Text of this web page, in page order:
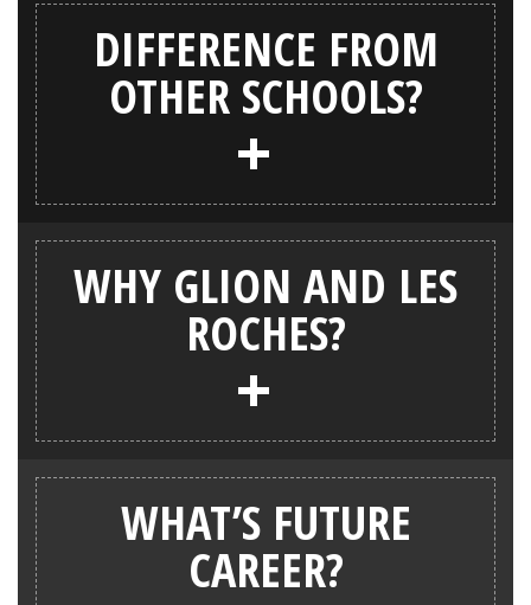
DIFFERENCE FROM
OTHER SCHOOLS?
+
WHY GLION AND LES
ROCHES?
+
WHAT’S FUTURE
CAREER?